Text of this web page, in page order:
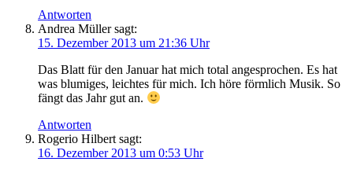
Antworten
Andrea Müller sagt:
15. Dezember 2013 um 21:36 Uhr
Das Blatt für den Januar hat mich total angesprochen. Es hat
was blumiges, leichtes für mich. Ich höre förmlich Musik. So
fängt das Jahr gut an.
Antworten
Rogerio Hilbert sagt:
16. Dezember 2013 um 0:53 Uhr